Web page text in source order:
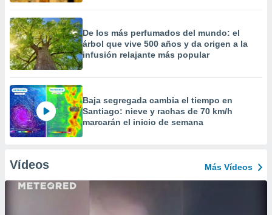
De los más perfumados del mundo: el
árbol que vive 500 años y da origen a la
infusión relajante más popular
Baja segregada cambia el tiempo en
Santiago: nieve y rachas de 70 km/h
marcarán el inicio de semana
Vídeos Más Vídeos